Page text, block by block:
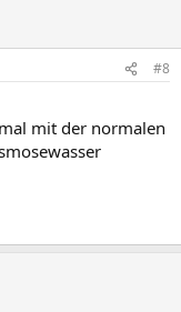
#8
mit der normalen